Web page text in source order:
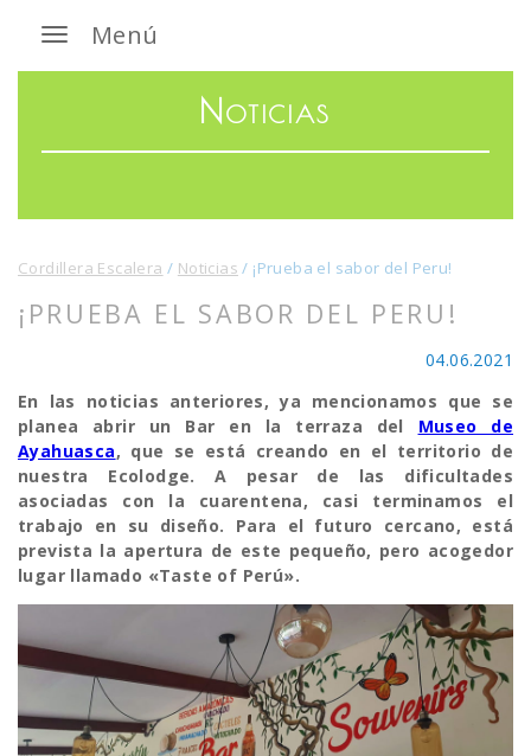
Menú
Noticias
Cordillera Escalera / Noticias / ¡Prueba el sabor del Peru!
¡PRUEBA EL SABOR DEL PERU!
04.06.2021
En las noticias anteriores, ya mencionamos que se
planea abrir un Bar en la terraza del Museo de
Ayahuasca, que se está creando en el territorio de
nuestra Ecolodge. A pesar de las dificultades
asociadas con la cuarentena, casi terminamos el
trabajo en su diseño. Para el futuro cercano, está
prevista la apertura de este pequeño, pero acogedor
lugar llamado «Taste of Perú».